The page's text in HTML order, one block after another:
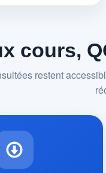
cours,
restent